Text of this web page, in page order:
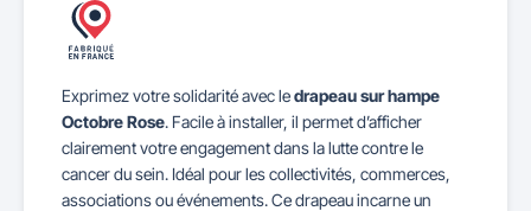
Exprimez votre solidarité avec ledrapeau sur hampe
Octobre Rose. Facile à installer, il permet d’afficher
clairement votre engagement dans la lutte contre le
cancer du sein. Idéal pour les collectivités, commerces,
associations ou événements. Ce drapeau incarne un